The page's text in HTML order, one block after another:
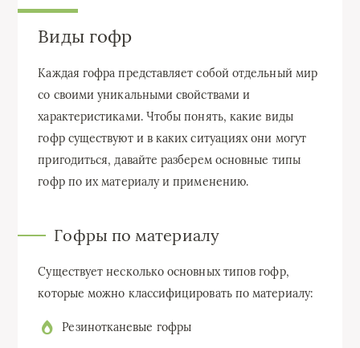
Виды гофр
Каждая гофра представляет собой отдельный мир
со своими уникальными свойствами и
характеристиками. Чтобы понять, какие виды
гофр существуют и в каких ситуациях они могут
пригодиться, давайте разберем основные типы
гофр по их материалу и применению.
Гофры по материалу
Существует несколько основных типов гофр,
которые можно классифицировать по материалу:
Резинотканевые гофры